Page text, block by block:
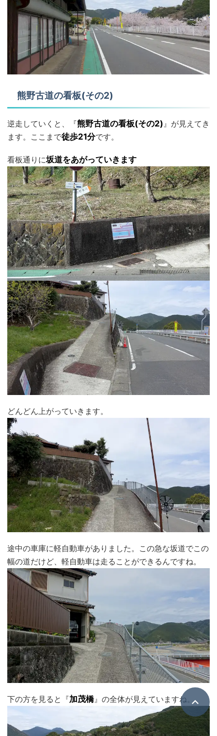
熊野古道の看板(その2)
逆走していくと、『熊野古道の看板(その2)』が見えてき
ます。ここまで徒歩21分です。
看板通りに坂道をあがっていきます
どんどん上がっていきます。
途中の車庫に軽自動車がありました。この急な坂道でこの
幅の道だけど、軽自動車は走ることができるんですね。
下の方を見ると『加茂橋』の全体が見えていますね。